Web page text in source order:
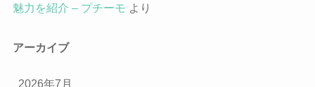
魅力を紹介 – プチーモ より
アーカイブ
2026年7月